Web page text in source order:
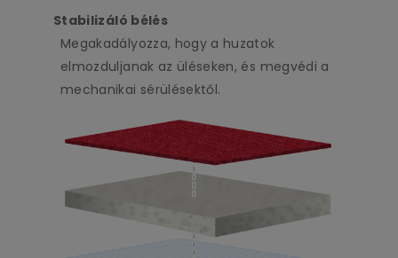
Stabilizáló bélés
Megakadályozza, hogy a huzatok
elmozduljanak az üléseken, és megvédi a
mechanikai sérülésektől.